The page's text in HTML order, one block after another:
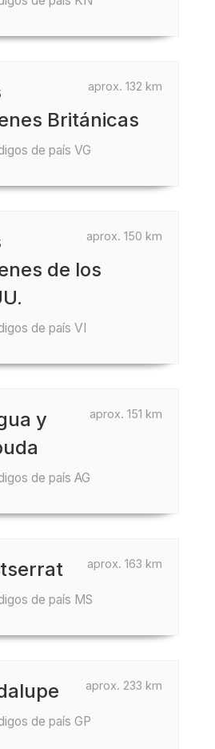
aprox. 132 km
Británicas
de país VG
aprox. 150 km
de los
de país VI
aprox. 151 km
y
de país AG
aprox. 163 km
de país MS
aprox. 233 km
de país GP